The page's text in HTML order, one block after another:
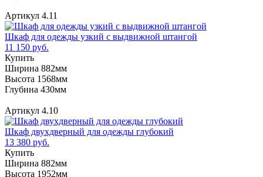
Артикул 4.11
Шкаф для одежды узкий с выдвижной штангой
11 150 руб.
Купить
Ширина 882мм
Высота 1568мм
Глубина 430мм
Артикул 4.10
Шкаф двухдверный для одежды глубокий
13 380 руб.
Купить
Ширина 882мм
Высота 1952мм